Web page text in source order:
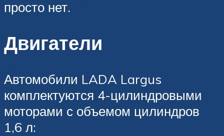
просто нет.
Двигатели
Автомобили LADA Largus
комплектуются 4-цилиндровыми
моторами с объемом цилиндров
1,6 л: